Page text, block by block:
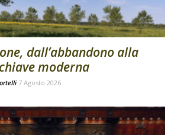
dall’abbandono alla
moderna
7 Agosto 2026